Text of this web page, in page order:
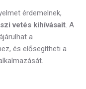
érdemelnek,
vetés kihívásait. A
a
és elősegítheti a